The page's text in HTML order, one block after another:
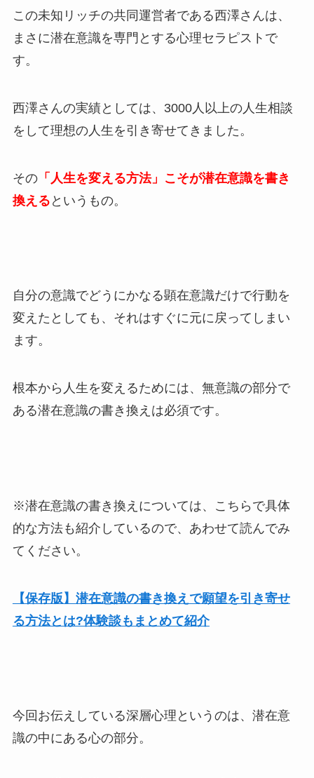
この未知リッチの共同運営者である西澤さんは、
まさに潜在意識を専門とする心理セラピストで
す。
西澤さんの実績としては、3000人以上の人生相談
をして理想の人生を引き寄せてきました。
その「人生を変える方法」こそが潜在意識を書き
換える というもの。
自分の意識でどうにかなる顕在意識だけで行動を
変えたとしても、それはすぐに元に戻ってしまい
ます。
根本から人生を変えるためには、無意識の部分で
ある潜在意識の書き換えは必須です。
※潜在意識の書き換えについては、こちらで具体
的な方法も紹介しているので、あわせて読んでみ
てください。
【保存版】潜在意識の書き換えで願望を引き寄せ
る方法とは?体験談もまとめて紹介
今回お伝えしている深層心理というのは、潜在意
識の中にある心の部分。